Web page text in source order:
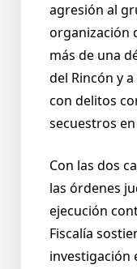
agresión al
organización
más de una
del Rincón y
con delitos
secuestros
Con las dos
las órdenes
ejecución
Fiscalía
investigación